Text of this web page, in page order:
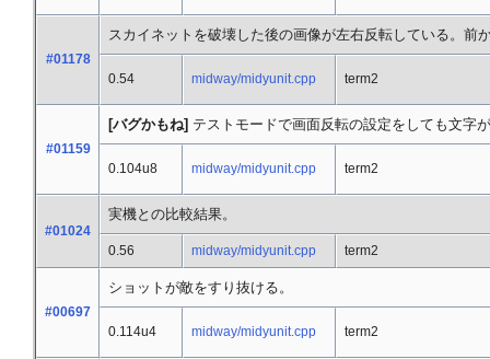
#01178
スカイネットを破壊した後の画像が左右反転している。前
0.54 midway/midyunit.cpp term2
#01159
[バグかもね] テストモードで画面反転の設定をしても文字
0.104u8 midway/midyunit.cpp term2
#01024
実機との比較結果。
0.56 midway/midyunit.cpp term2
#00697
ショットが敵をすり抜ける。
0.114u4 midway/midyunit.cpp term2